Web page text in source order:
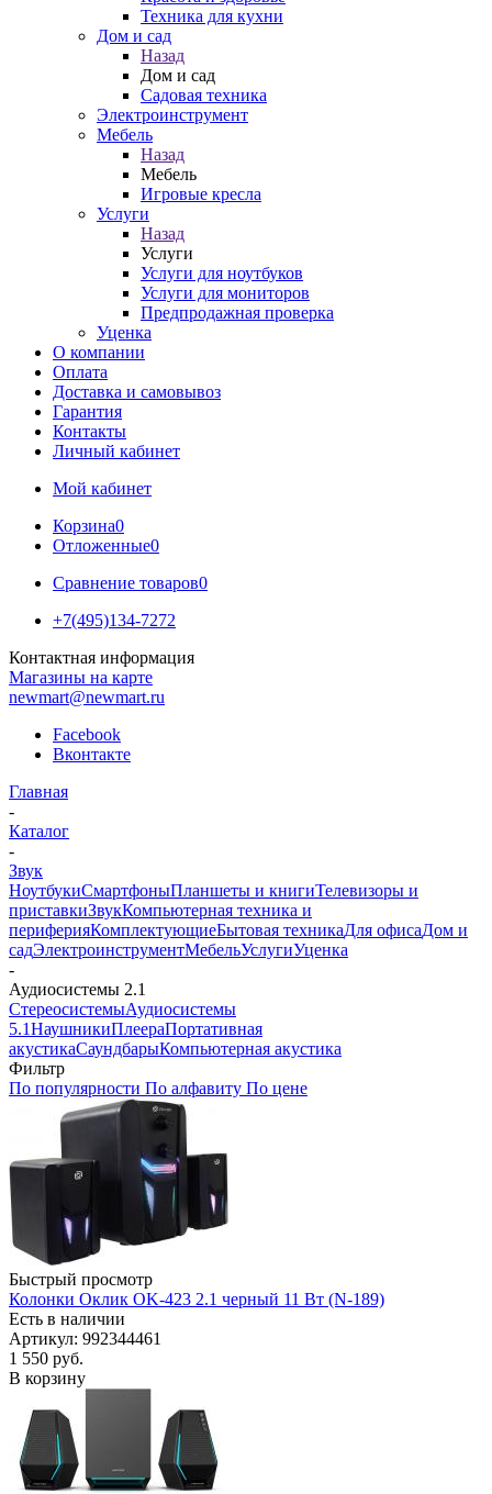
Техника для кухни
Дом и сад
Назад
Дом и сад
Садовая техника
Электроинструмент
Мебель
Назад
Мебель
Игровые кресла
Услуги
Назад
Услуги
Услуги для ноутбуков
Услуги для мониторов
Предпродажная проверка
Уценка
О компании
Оплата
Доставка и самовывоз
Гарантия
Контакты
Личный кабинет
Мой кабинет
Корзина0
Отложенные0
Сравнение товаров0
+7(495)134-7272
Контактная информация
Магазины на карте
newmart@newmart.ru
Facebook
Вконтакте
Главная
-
Каталог
-
Звук
НоутбукиСмартфоныПланшеты и книгиТелевизоры и
приставкиЗвукКомпьютерная техника и
периферияКомплектующиеБытовая техникаДля офисаДом и
садЭлектроинструментМебельУслугиУценка
-
Аудиосистемы 2.1
СтереосистемыАудиосистемы
5.1НаушникиПлеераПортативная
акустикаСаундбарыКомпьютерная акустика
Фильтр
По популярности По алфавиту По цене
Быстрый просмотр
Колонки Оклик OK-423 2.1 черный 11 Вт (N-189)
Есть в наличии
Артикул: 992344461
1 550 руб.
В корзину